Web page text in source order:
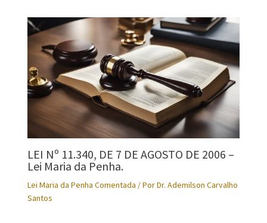
LEI Nº 11.340, DE 7 DE AGOSTO DE 2006 –
Lei Maria da Penha.
Lei Maria da Penha Comentada / PorDr. Ademilson Carvalho
Santos